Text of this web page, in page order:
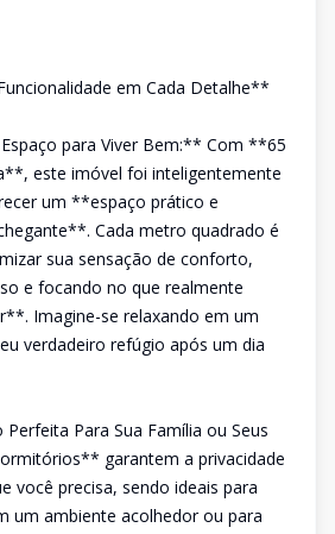
em Cada Detalhe**
para Viver Bem:** Com **65
este imóvel foi inteligentemente
um **espaço prático e
Cada metro quadrado é
sua sensação de conforto,
e focando no que realmente
Imagine-se relaxando em um
verdadeiro refúgio após um dia
Para Sua Família ou Seus
garantem a privacidade
você precisa, sendo ideais para
um ambiente acolhedor ou para